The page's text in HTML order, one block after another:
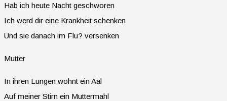
Hab ich heute Nacht geschworen
Ich werd dir eine Krankheit schenken
Und sie danach im Flu? versenken
Mutter
In ihren Lungen wohnt ein Aal
Auf meiner Stirn ein Muttermahl